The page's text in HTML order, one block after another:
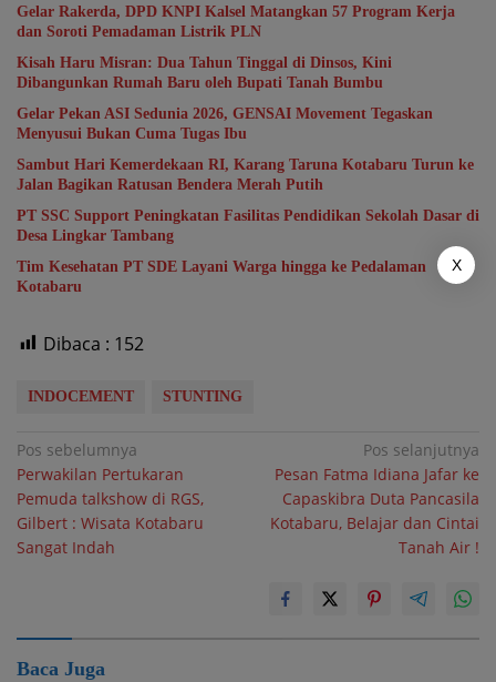
Gelar Rakerda, DPD KNPI Kalsel Matangkan 57 Program Kerja
dan Soroti Pemadaman Listrik PLN
Kisah Haru Misran: Dua Tahun Tinggal di Dinsos, Kini
Dibangunkan Rumah Baru oleh Bupati Tanah Bumbu
Gelar Pekan ASI Sedunia 2026, GENSAI Movement Tegaskan
Menyusui Bukan Cuma Tugas Ibu
Sambut Hari Kemerdekaan RI, Karang Taruna Kotabaru Turun ke
Jalan Bagikan Ratusan Bendera Merah Putih
PT SSC Support Peningkatan Fasilitas Pendidikan Sekolah Dasar di
Desa Lingkar Tambang
Tim Kesehatan PT SDE Layani Warga hingga ke Pedalaman
Kotabaru
Dibaca : 152
INDOCEMENT STUNTING
Navigasi
pos
Pos sebelumnya
Perwakilan Pertukaran
Pemuda talkshow di RGS,
Gilbert : Wisata Kotabaru
Sangat Indah
Pos selanjutnya
Pesan Fatma Idiana Jafar ke
Capaskibra Duta Pancasila
Kotabaru, Belajar dan Cintai
Tanah Air !
Baca Juga
X